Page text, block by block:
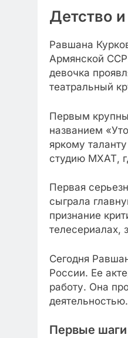
Детство
Равшана
Армянской
девочка
театральный
Первым
названием
яркому
студию МХАТ,
Первая
сыграла
признание
телесериалах,
Сегодня
России. Ее
работу. Она
деятельностью.
Первые шаги